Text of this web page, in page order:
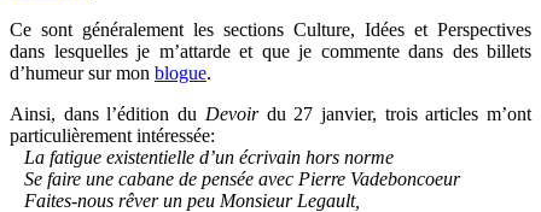
Ce sont généralement les sections Culture, Idées et Perspectives
dans lesquelles je m’attarde et que je commente dans des billets
d’humeur sur mon blogue.
Ainsi, dans l’édition du Devoir du 27 janvier, trois articles m’ont
particulièrement intéressée:
La fatigue existentielle d’un écrivain hors norme
Se faire une cabane de pensée avec Pierre Vadeboncoeur
Faites-nous rêver un peu Monsieur Legault,